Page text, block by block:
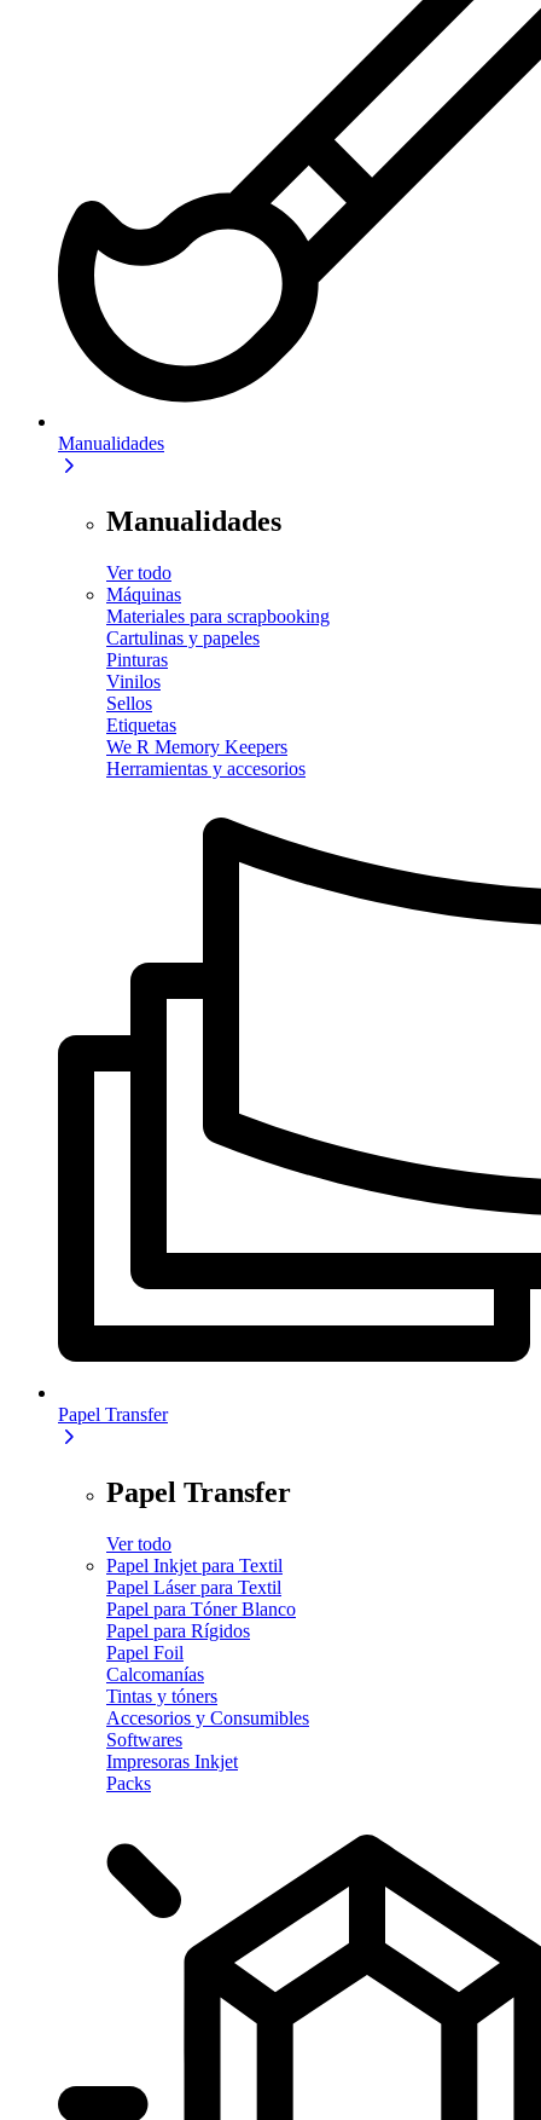
Manualidades
Manualidades
Ver todo
Máquinas
Materiales para scrapbooking
Cartulinas y papeles
Pinturas
Vinilos
Sellos
Etiquetas
We R Memory Keepers
Herramientas y accesorios
Papel Transfer
Papel Transfer
Ver todo
Papel Inkjet para Textil
Papel Láser para Textil
Papel para Tóner Blanco
Papel para Rígidos
Papel Foil
Calcomanías
Tintas y tóners
Accesorios y Consumibles
Softwares
Impresoras Inkjet
Packs